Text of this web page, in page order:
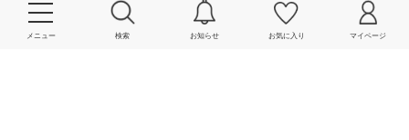
メニュー 検索 お知らせ お気に入り マイページ